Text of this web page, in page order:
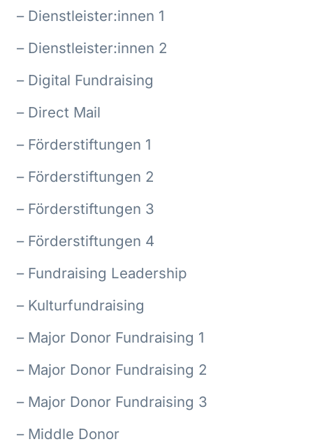
– Dienstleister:innen 1
– Dienstleister:innen 2
– Digital Fundraising
– Direct Mail
– Förderstiftungen 1
– Förderstiftungen 2
– Förderstiftungen 3
– Förderstiftungen 4
– Fundraising Leadership
– Kulturfundraising
– Major Donor Fundraising 1
– Major Donor Fundraising 2
– Major Donor Fundraising 3
– Middle Donor